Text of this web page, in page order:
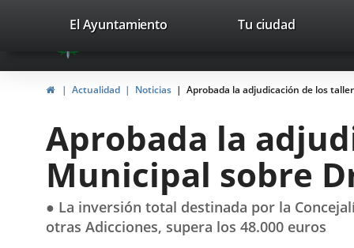
Portal
Web
del
Valladolid
avaTop
valladolid.es
El Ayuntamiento Tu ciudad
InicioActualidad Noticias Aprobada la adjudicación de los
Aprobada la
Municipal sobre
● La inversión total destinada por la
otras Adicciones, supera los 48.000 euros